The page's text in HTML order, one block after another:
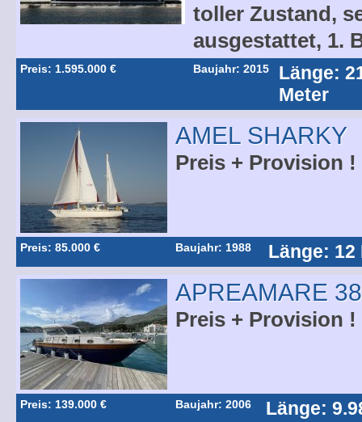
toller Zustand,
ausgestattet, 1.
Preis: 1.595.000 € Baujahr: 2015
Länge:
Meter
AMEL SHARKY
Preis + Provision !
Preis: 85.000 € Baujahr: 1988 Länge: 12
APREAMARE 38
Preis + Provision !
Preis: 139.000 € Baujahr: 2006
Länge: